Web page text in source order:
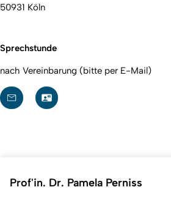
50931 Köln
Sprechstunde
nach Vereinbarung (bitte per E-Mail)
Prof'in. Dr. Pamela Perniss